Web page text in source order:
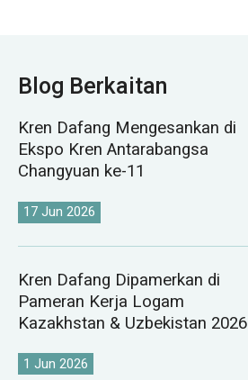
Blog Berkaitan
Kren Dafang Mengesankan di
Ekspo Kren Antarabangsa
Changyuan ke-11
17 Jun 2026
Kren Dafang Dipamerkan di
Pameran Kerja Logam
Kazakhstan & Uzbekistan 2026
1 Jun 2026